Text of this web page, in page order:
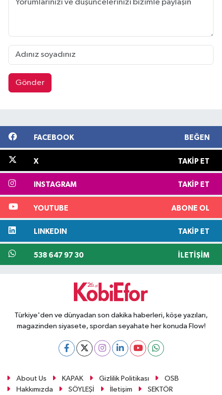
Gönder
FACEBOOK BEĞEN
X TAKIP ET
INSTAGRAM TAKIP ET
YOUTUBE ABONE OL
LINKEDIN TAKIP ET
538 647 97 30 İLETIŞIM
Türkiye'den ve dünyadan son dakika haberleri, köşe yazıları,
magazinden siyasete, spordan seyahate her konuda Flow!
About Us KAPAK Gizlilik Politikası
OSB
Hakkımızda
SÖYLEŞİ İletişim SEKTÖR